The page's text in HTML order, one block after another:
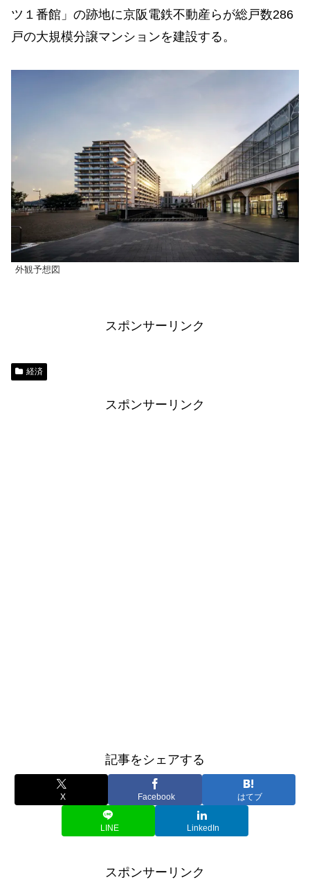
ツ１番館」の跡地に京阪電鉄不動産らが総戸数286
戸の大規模分譲マンションを建設する。
外観予想図
スポンサーリンク
経済
スポンサーリンク
記事をシェアする
X Facebook はてブ
LINE LinkedIn
スポンサーリンク